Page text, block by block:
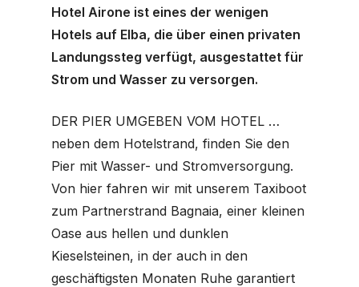
Hotel Airone ist eines der wenigen
Hotels auf Elba, die über einen privaten
Landungssteg verfügt, ausgestattet für
Strom und Wasser zu versorgen.
DER PIER UMGEBEN VOM HOTEL …
neben dem Hotelstrand, finden Sie den
Pier mit Wasser- und Stromversorgung.
Von hier fahren wir mit unserem Taxiboot
zum Partnerstrand Bagnaia, einer kleinen
Oase aus hellen und dunklen
Kieselsteinen, in der auch in den
geschäftigsten Monaten Ruhe garantiert